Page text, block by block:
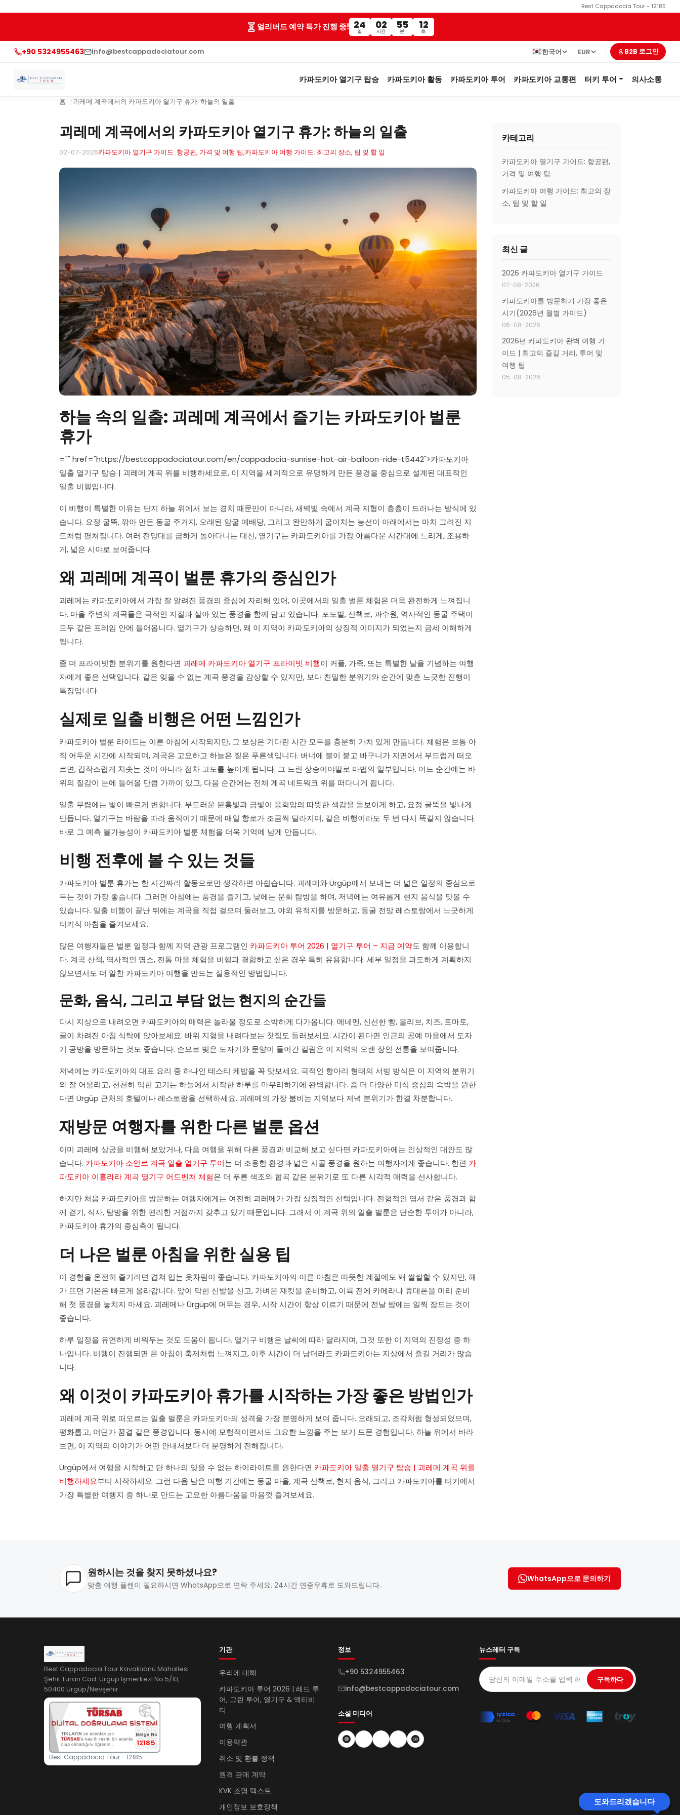
Best Cappadocia Tour - 12185
얼리버드 예약 특가 진행 중! 24
일
02
시간
55
분
11
초
+90 5324955463 info@bestcappadociatour.com 한국어 EUR B2B 로그인
카파도키아 열기구 탑승 카파도키아 활동 카파도키아 투어 카파도키아 교통편 터키 투어 의사소통
홈 괴레메 계곡에서의 카파도키아 열기구 휴가: 하늘의 일출
괴레메 계곡에서의 카파도키아 열기구 휴가: 하늘의 일출
02-07-2026카파도키아 열기구 가이드: 항공편, 가격 및 여행 팁,카파도키아 여행 가이드: 최고의 장소, 팁 및 할 일
하늘 속의 일출: 괴레메 계곡에서 즐기는 카파도키아 벌룬
휴가
="" href="https://bestcappadociatour.com/en/cappadocia-sunrise-hot-air-balloon-ride-t5442">카파도키아
일출 열기구 탑승 | 괴레메 계곡 위를 비행하세요로, 이 지역을 세계적으로 유명하게 만든 풍경을 중심으로 설계된 대표적인
일출 비행입니다.
이 비행이 특별한 이유는 단지 하늘 위에서 보는 경치 때문만이 아니라, 새벽빛 속에서 계곡 지형이 층층이 드러나는 방식에 있
습니다. 요정 굴뚝, 깎아 만든 동굴 주거지, 오래된 암굴 예배당, 그리고 완만하게 굽이치는 능선이 아래에서는 마치 그려진 지
도처럼 펼쳐집니다. 여러 전망대를 급하게 돌아다니는 대신, 열기구는 카파도키아를 가장 아름다운 시간대에 느리게, 조용하
게, 넓은 시야로 보여줍니다.
왜 괴레메 계곡이 벌룬 휴가의 중심인가
괴레메는 카파도키아에서 가장 잘 알려진 풍경의 중심에 자리해 있어, 이곳에서의 일출 벌룬 체험은 더욱 완전하게 느껴집니
다. 마을 주변의 계곡들은 극적인 지질과 살아 있는 풍경을 함께 담고 있습니다. 포도밭, 산책로, 과수원, 역사적인 동굴 주택이
모두 같은 프레임 안에 들어옵니다. 열기구가 상승하면, 왜 이 지역이 카파도키아의 상징적 이미지가 되었는지 금세 이해하게
됩니다.
좀 더 프라이빗한 분위기를 원한다면 괴레메 카파도키아 열기구 프라이빗 비행이 커플, 가족, 또는 특별한 날을 기념하는 여행
자에게 좋은 선택입니다. 같은 잊을 수 없는 계곡 풍경을 감상할 수 있지만, 보다 친밀한 분위기와 순간에 맞춘 느긋한 진행이
특징입니다.
실제로 일출 비행은 어떤 느낌인가
카파도키아 벌룬 라이드는 이른 아침에 시작되지만, 그 보상은 기다린 시간 모두를 충분히 가치 있게 만듭니다. 체험은 보통 아
직 어두운 시간에 시작되며, 계곡은 고요하고 하늘은 짙은 푸른색입니다. 버너에 불이 붙고 바구니가 지면에서 부드럽게 떠오
르면, 갑작스럽게 치솟는 것이 아니라 점차 고도를 높이게 됩니다. 그 느린 상승이야말로 마법의 일부입니다. 어느 순간에는 바
위의 질감이 눈에 들어올 만큼 가까이 있고, 다음 순간에는 전체 계곡 네트워크 위를 떠다니게 됩니다.
일출 무렵에는 빛이 빠르게 변합니다. 부드러운 분홍빛과 금빛이 응회암의 따뜻한 색감을 돋보이게 하고, 요정 굴뚝을 빛나게
만듭니다. 열기구는 바람을 따라 움직이기 때문에 매일 항로가 조금씩 달라지며, 같은 비행이라도 두 번 다시 똑같지 않습니다.
바로 그 예측 불가능성이 카파도키아 벌룬 체험을 더욱 기억에 남게 만듭니다.
비행 전후에 볼 수 있는 것들
카파도키아 벌룬 휴가는 한 시간짜리 활동으로만 생각하면 아쉽습니다. 괴레메와 Ürgüp에서 보내는 더 넓은 일정의 중심으로
두는 것이 가장 좋습니다. 그러면 아침에는 풍경을 즐기고, 낮에는 문화 탐방을 하며, 저녁에는 여유롭게 현지 음식을 맛볼 수
있습니다. 일출 비행이 끝난 뒤에는 계곡을 직접 걸으며 둘러보고, 야외 유적지를 방문하고, 동굴 전망 레스토랑에서 느긋하게
터키식 아침을 즐겨보세요.
많은 여행자들은 벌룬 일정과 함께 지역 관광 프로그램인 카파도키아 투어 2026 | 열기구 투어 – 지금 예약도 함께 이용합니
다. 계곡 산책, 역사적인 명소, 전통 마을 체험을 비행과 결합하고 싶은 경우 특히 유용합니다. 세부 일정을 과도하게 계획하지
않으면서도 더 알찬 카파도키아 여행을 만드는 실용적인 방법입니다.
문화, 음식, 그리고 부담 없는 현지의 순간들
다시 지상으로 내려오면 카파도키아의 매력은 놀라울 정도로 소박하게 다가옵니다. 메네멘, 신선한 빵, 올리브, 치즈, 토마토,
꿀이 차려진 아침 식탁에 앉아보세요. 바위 지형을 내려다보는 찻집도 들러보세요. 시간이 된다면 인근의 공예 마을에서 도자
기 공방을 방문하는 것도 좋습니다. 손으로 빚은 도자기와 문양이 들어간 킬림은 이 지역의 오랜 장인 전통을 보여줍니다.
저녁에는 카파도키아의 대표 요리 중 하나인 테스티 케밥을 꼭 맛보세요. 극적인 항아리 형태의 서빙 방식은 이 지역의 분위기
와 잘 어울리고, 천천히 익힌 고기는 하늘에서 시작한 하루를 마무리하기에 완벽합니다. 좀 더 다양한 미식 중심의 숙박을 원한
다면 Ürgüp 근처의 호텔이나 레스토랑을 선택하세요. 괴레메의 가장 붐비는 지역보다 저녁 분위기가 한결 차분합니다.
재방문 여행자를 위한 다른 벌룬 옵션
이미 괴레메 상공을 비행해 보았거나, 다음 여행을 위해 다른 풍경과 비교해 보고 싶다면 카파도키아에는 인상적인 대안도 많
습니다. 카파도키아 소안르 계곡 일출 열기구 투어는 더 조용한 환경과 넓은 시골 풍경을 원하는 여행자에게 좋습니다. 한편 카
파도키아 이흘라라 계곡 열기구 어드벤처 체험은 더 푸른 색조와 협곡 같은 분위기로 또 다른 시각적 매력을 선사합니다.
하지만 처음 카파도키아를 방문하는 여행자에게는 여전히 괴레메가 가장 상징적인 선택입니다. 전형적인 엽서 같은 풍경과 함
께 걷기, 식사, 탐방을 위한 편리한 거점까지 갖추고 있기 때문입니다. 그래서 이 계곡 위의 일출 벌룬은 단순한 투어가 아니라,
카파도키아 휴가의 중심축이 됩니다.
더 나은 벌룬 아침을 위한 실용 팁
이 경험을 온전히 즐기려면 겹쳐 입는 옷차림이 좋습니다. 카파도키아의 이른 아침은 따뜻한 계절에도 꽤 쌀쌀할 수 있지만, 해
가 뜨면 기온은 빠르게 올라갑니다. 앞이 막힌 신발을 신고, 가벼운 재킷을 준비하고, 이륙 전에 카메라나 휴대폰을 미리 준비
해 첫 풍경을 놓치지 마세요. 괴레메나 Ürgüp에 머무는 경우, 시작 시간이 항상 이르기 때문에 전날 밤에는 일찍 잠드는 것이
좋습니다.
하루 일정을 유연하게 비워두는 것도 도움이 됩니다. 열기구 비행은 날씨에 따라 달라지며, 그것 또한 이 지역의 진정성 중 하
나입니다. 비행이 진행되면 온 아침이 축제처럼 느껴지고, 이후 시간이 더 남더라도 카파도키아는 지상에서 즐길 거리가 많습
니다.
왜 이것이 카파도키아 휴가를 시작하는 가장 좋은 방법인가
괴레메 계곡 위로 떠오르는 일출 벌룬은 카파도키아의 성격을 가장 분명하게 보여 줍니다. 오래되고, 조각처럼 형성되었으며,
평화롭고, 어딘가 꿈결 같은 풍경입니다. 동시에 모험적이면서도 고요한 느낌을 주는 보기 드문 경험입니다. 하늘 위에서 바라
보면, 이 지역의 이야기가 어떤 안내서보다 더 분명하게 전해집니다.
Ürgüp에서 여행을 시작하고 단 하나의 잊을 수 없는 하이라이트를 원한다면 카파도키아 일출 열기구 탑승 | 괴레메 계곡 위를
비행하세요부터 시작하세요. 그런 다음 남은 여행 기간에는 동굴 마을, 계곡 산책로, 현지 음식, 그리고 카파도키아를 터키에서
가장 특별한 여행지 중 하나로 만드는 고요한 아름다움을 마음껏 즐겨보세요.
카테고리
카파도키아 열기구 가이드: 항공편,
가격 및 여행 팁
카파도키아 여행 가이드: 최고의 장
소, 팁 및 할 일
최신 글
2026 카파도키아 열기구 가이드
07-08-2026
카파도키아를 방문하기 가장 좋은
시기(2026년 월별 가이드)
06-08-2026
2026년 카파도키아 완벽 여행 가
이드 | 최고의 즐길 거리, 투어 및
여행 팁
05-08-2026
원하시는 것을 찾지 못하셨나요?
맞춤 여행 플랜이 필요하시면 WhatsApp으로 연락 주세요. 24시간 연중무휴로 도와드립니다.
WhatsApp으로 문의하기
Best Cappadocia Tour Kavaklıönü Mahallesi
Şehit Turan Cad. Ürgüp İşmerkezi No:5/10,
50400 Ürgüp/Nevşehir
12185
Best Cappadocia Tour - 12185
기관
우리에 대해
카파도키아 투어 2026 | 레드 투
어, 그린 투어, 열기구 & 액티비
티
여행 계획서
이용약관
취소 및 환불 정책
원격 판매 계약
KVK 조명 텍스트
개인정보 보호정책
정보
+90 5324955463
info@bestcappadociatour.com
소셜 미디어
뉴스레터 구독
구독하다
도와드리겠습니다